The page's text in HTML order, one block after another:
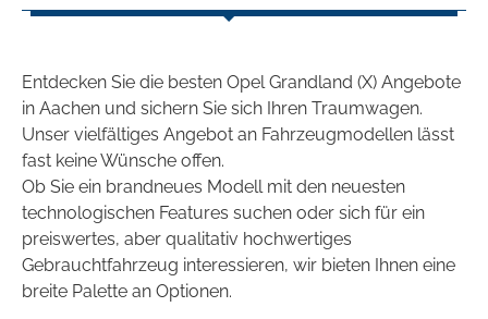
Entdecken Sie die besten Opel Grandland (X) Angebote
in Aachen und sichern Sie sich Ihren Traumwagen.
Unser vielfältiges Angebot an Fahrzeugmodellen lässt
fast keine Wünsche offen.
Ob Sie ein brandneues Modell mit den neuesten
technologischen Features suchen oder sich für ein
preiswertes, aber qualitativ hochwertiges
Gebrauchtfahrzeug interessieren, wir bieten Ihnen eine
breite Palette an Optionen.